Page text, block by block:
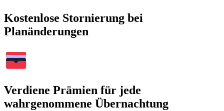
Kostenlose Stornierung bei
Planänderungen
Verdiene Prämien für jede
wahrgenommene Übernachtung